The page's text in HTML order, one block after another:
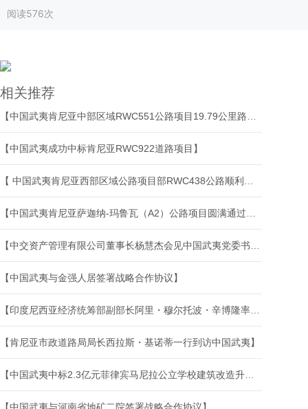
阅读576次
相关推荐
【中国武夷成功中标肯尼亚RWC922道路项目】
【中国武夷与金强人居签署战略合作协议】
【肯尼亚市政道路局局长西拉斯・基诺蒂一行到访中国武夷】